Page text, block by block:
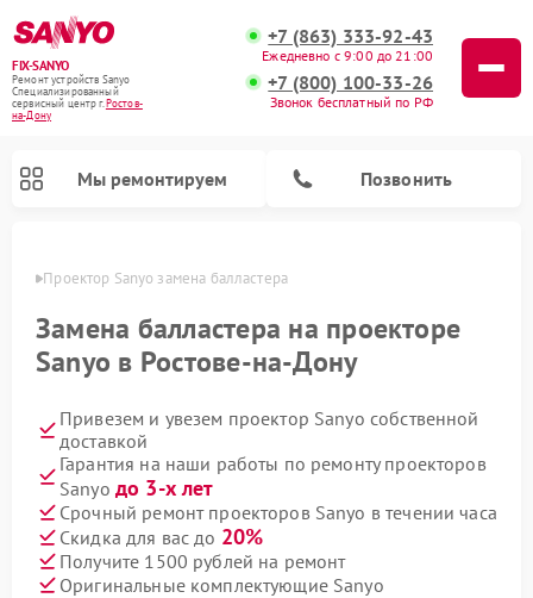
FIX-SANYO
Ремонт устройств Sanyo
Специализированный
cервисный центр г.Ростов-
на-Дону
+7 (863) 333-92-43
Ежедневно с 9:00 до 21:00
+7 (800) 100-33-26
Звонок бесплатный по РФ
Мы ремонтируем Позвонить
Проектор Sanyo замена балластера
Замена балластера на проекторе
Sanyo в Ростове-на-Дону
Привезем и увезем проектор Sanyo собственной
доставкой
Гарантия на наши работы по ремонту проекторов
Sanyo до 3-х лет
Срочный ремонт проекторов Sanyo в течении часа
Скидка для вас до 20%
Получите 1500 рублей на ремонт
Оригинальные комплектующие Sanyo